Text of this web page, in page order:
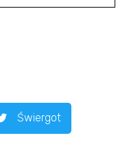
Świergot